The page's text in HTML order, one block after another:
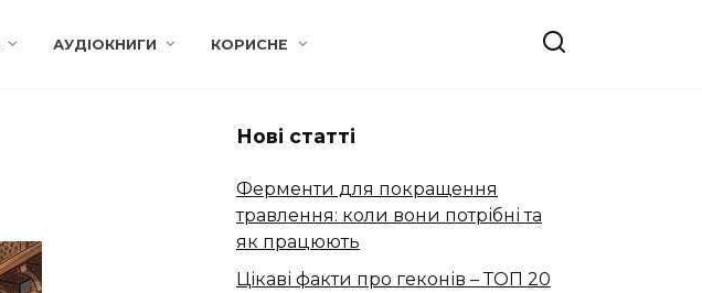
АУДІОКНИГИ КОРИСНЕ
Нові статті
Ферменти для покращення
травлення: коли вони потрібні та
як працюють
Цікаві факти про геконів – ТОП 20